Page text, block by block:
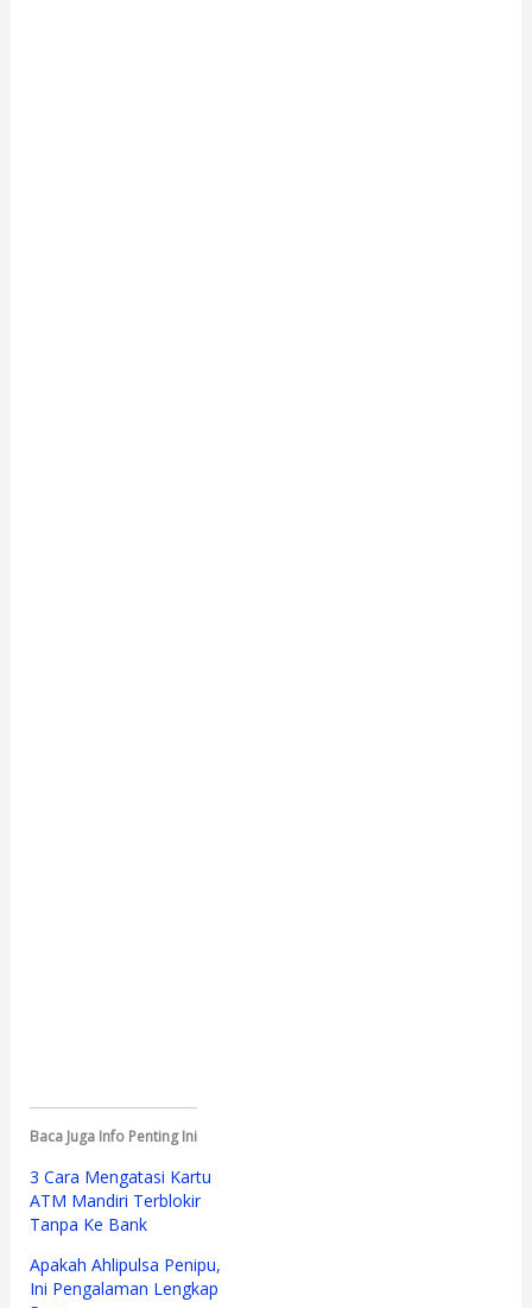
Baca Juga Info Penting Ini
3 Cara Mengatasi Kartu
ATM Mandiri Terblokir
Tanpa Ke Bank
Apakah Ahlipulsa Penipu,
Ini Pengalaman Lengkap